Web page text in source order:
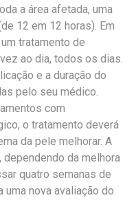
a área afetada, uma
12 em 12 horas). Em
tratamento de
ao dia, todos os dias.
e a duração do
pelo seu médico.
com
o tratamento deverá
da pele melhorar. A
dependendo da melhora
quatro semanas de
nova avaliação do